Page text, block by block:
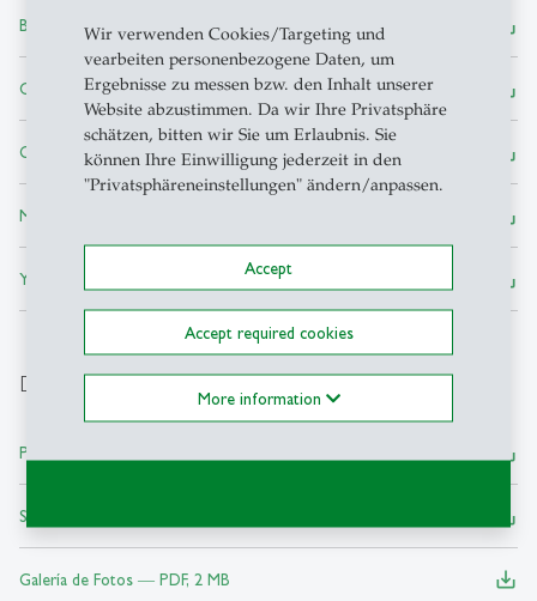
Wir verwenden Cookies/Targeting und
vearbeiten personenbezogene Daten, um
Ergebnisse zu messen bzw. den Inhalt unserer
Website abzustimmen. Da wir Ihre Privatsphäre
schätzen, bitten wir Sie um Erlaubnis. Sie
können Ihre Einwilligung jederzeit in den
"Privatsphäreneinstellungen" ändern/anpassen.
Accept
Accept required cookies
More information
Brigitte Biehl-Missal ― PDF, 1 MB save_alt
Christine Künzel ― PDF, 1 MB save_alt
Günter Müller-Stewens ― PDF, 916 KB save_alt
Manuel Pombo ― PDF, 2 MB save_alt
Yvette Sánchez ― PDF, 3 MB save_alt
Downloads
Programm ― PDF, 228 KB save_alt
Speakers List ― PDF, 480 KB save_alt
Galería de Fotos ― PDF, 2 MB save_alt